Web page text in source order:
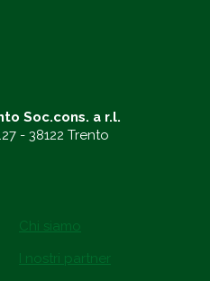
Soc.cons. a r.l.
- 38122 Trento
Chi siamo
I nostri partner